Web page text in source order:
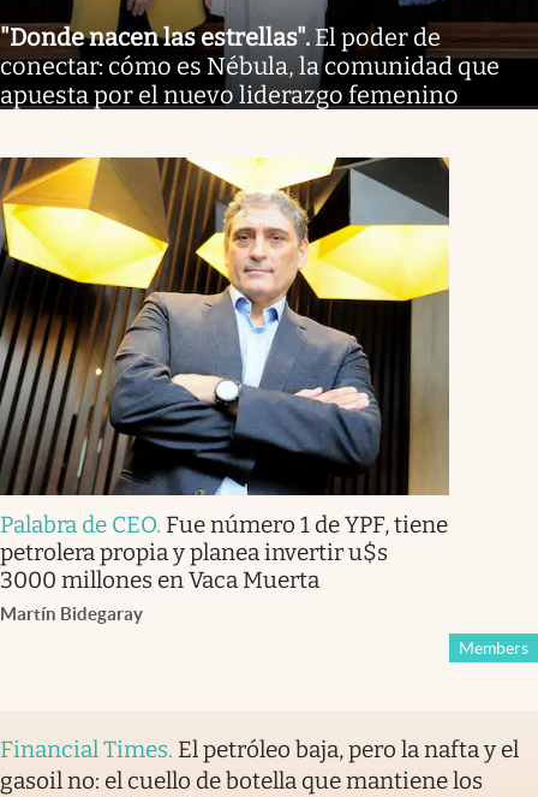
"Donde nacen las estrellas". El poder de
conectar: cómo es Nébula, la comunidad que
apuesta por el nuevo liderazgo femenino
Palabra de CEO. Fue número 1 de YPF, tiene
petrolera propia y planea invertir u$s
3000 millones en Vaca Muerta
Martín Bidegaray
Members
Financial Times. El petróleo baja, pero la nafta y el
gasoil no: el cuello de botella que mantiene los